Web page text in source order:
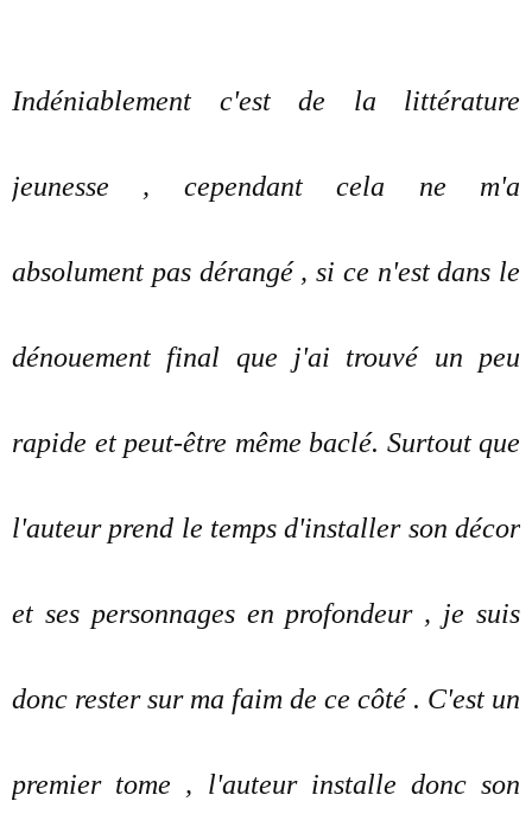
Indéniablement c'est de la littérature
jeunesse , cependant cela ne m'a
absolument pas dérangé , si ce n'est dans le
dénouement final que j'ai trouvé un peu
rapide et peut-être même baclé. Surtout que
l'auteur prend le temps d'installer son décor
et ses personnages en profondeur , je suis
donc rester sur ma faim de ce côté . C'est un
premier tome , l'auteur installe donc son